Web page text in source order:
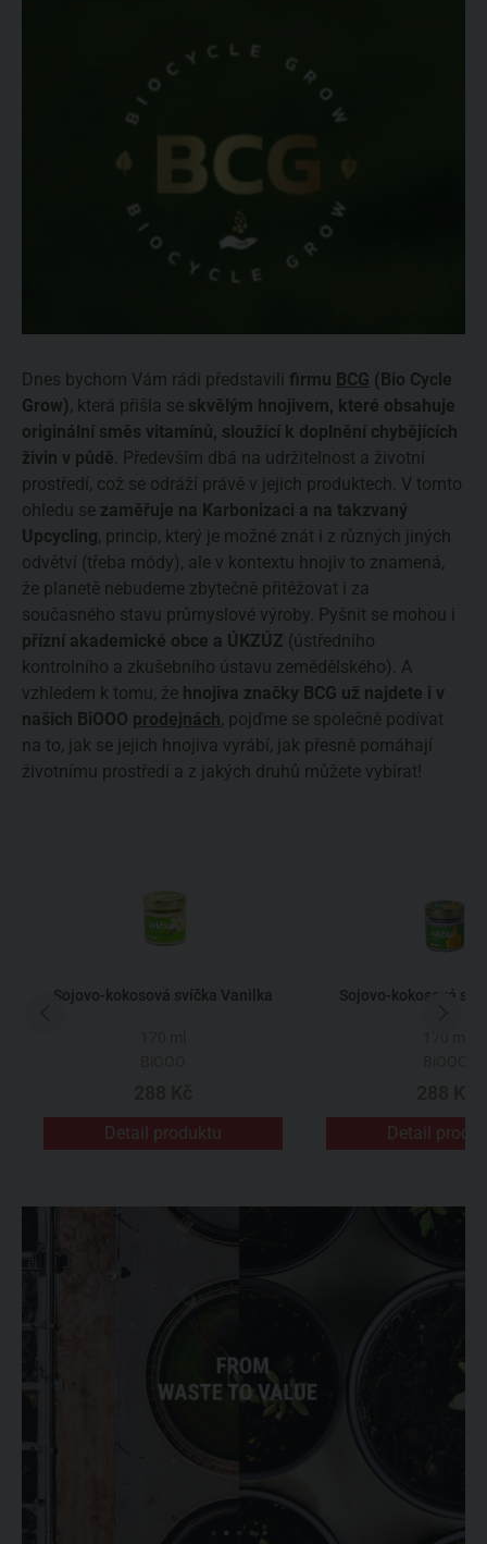
Dnes bychom Vám rádi představili firmu BCG (Bio Cycle
Grow), která přišla se skvělým hnojivem, které obsahuje
originální směs vitamínů, sloužící k doplnění chybějících
živin v půdě . Především dbá na udržitelnost a životní
prostředí, což se odráží právě v jejich produktech. V tomto
ohledu se zaměřuje na Karbonizaci a na takzvaný
Upcycling, princip, který je možné znát i z různých jiných
odvětví (třeba módy), ale v kontextu hnojiv to znamená,
že planetě nebudeme zbytečně přitěžovat i za
současného stavu průmyslové výroby. Pyšnit se mohou i
přízní akademické obce a ÚKZÚZ (ústředního
kontrolního a zkušebního ústavu zemědělského). A
vzhledem k tomu, že hnojiva značky BCG už najdete i v
našich BiOOO prodejnách, pojďme se společně podívat
na to, jak se jejich hnojiva vyrábí, jak přesně pomáhají
životnímu prostředí a z jakých druhů můžete vybírat!
Sojovo-kokosová svíčka Vanilka
Detail produktu
Sojovo-kokosová
Detail